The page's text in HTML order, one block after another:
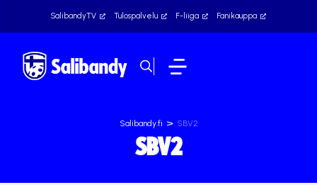
SalibandyTV Tulospalvelu F-liiga Fanikauppa
Salibandy.fi > SBV2
SBV2